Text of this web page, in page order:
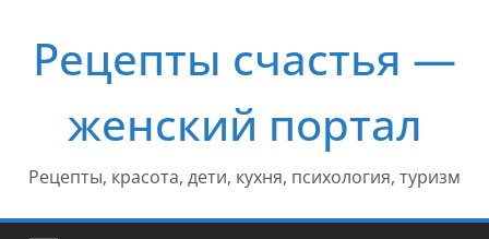
содержимому
Рецепты счастья —
женский портал
Рецепты, красота, дети, кухня, психология, туризм